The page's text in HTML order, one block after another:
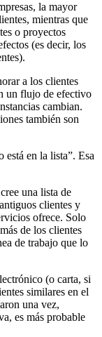
la mayor
mientras que
o proyectos
(es decir, los
a los clientes
un flujo de efectivo
cambian.
también son
en la lista”. Esa
una lista de
clientes y
ofrece. Solo
de los clientes
de trabajo que lo
(o carta, si
similares en el
una vez,
es más probable